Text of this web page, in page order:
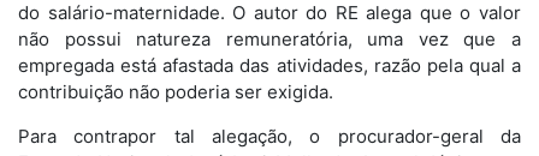
do salário-maternidade. O autor do RE alega que o valor
não possui natureza remuneratória, uma vez que a
empregada está afastada das atividades, razão pela qual a
contribuição não poderia ser exigida.
Para contrapor tal alegação, o procurador-geral da